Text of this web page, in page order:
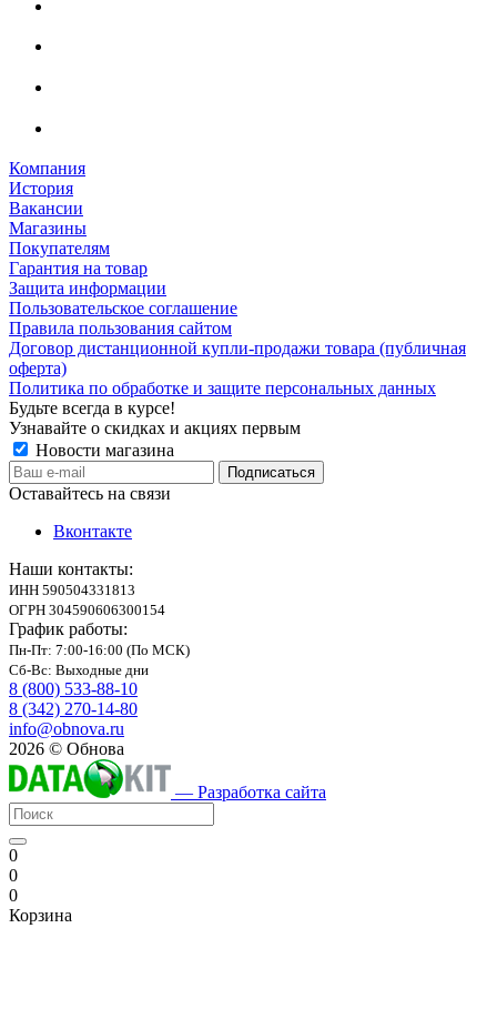
Компания
История
Вакансии
Магазины
Покупателям
Гарантия на товар
Защита информации
Пользовательское соглашение
Правила пользования сайтом
Договор дистанционной купли-продажи товара (публичная
оферта)
Политика по обработке и защите персональных данных
Будьте всегда в курсе!
Узнавайте о скидках и акциях первым
Новости магазина
Оставайтесь на связи
Вконтакте
Наши контакты:
ИНН 590504331813
ОГРН 304590606300154
График работы:
Пн-Пт: 7:00-16:00 (По МСК)
Сб-Вс: Выходные дни
8 (800) 533-88-10
8 (342) 270-14-80
info@obnova.ru
2026 © Обнова
— Разработка сайта
0
0
0
Корзина